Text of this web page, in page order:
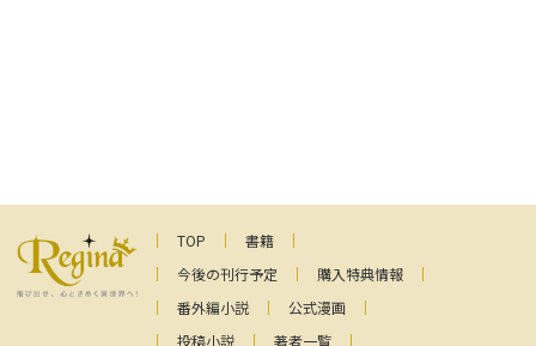
TOP
書籍
今後の刊行予定
購入特典情報
番外編小説
公式漫画
投稿小説
著者一覧